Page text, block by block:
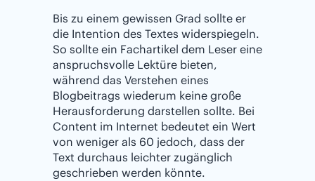
Bis zu einem gewissen Grad sollte er
die Intention des Textes widerspiegeln.
So sollte ein Fachartikel dem Leser eine
anspruchsvolle Lektüre bieten,
während das Verstehen eines
Blogbeitrags wiederum keine große
Herausforderung darstellen sollte. Bei
Content im Internet bedeutet ein Wert
von weniger als 60 jedoch, dass der
Text durchaus leichter zugänglich
geschrieben werden könnte.